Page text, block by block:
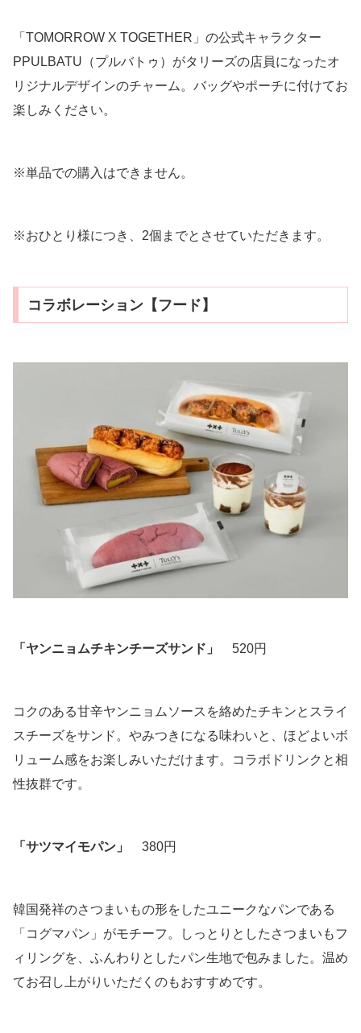
「TOMORROW X TOGETHER」の公式キャラクター
PPULBATU（プルバトゥ）がタリーズの店員になったオ
リジナルデザインのチャーム。バッグやポーチに付けてお
楽しみください。
※単品での購入はできません。
※おひとり様につき、2個までとさせていただきます。
コラボレーション【フード】
「ヤンニョムチキンチーズサンド」 520円
コクのある甘辛ヤンニョムソースを絡めたチキンとスライ
スチーズをサンド。やみつきになる味わいと、ほどよいボ
リューム感をお楽しみいただけます。コラボドリンクと相
性抜群です。
「サツマイモパン」 380円
韓国発祥のさつまいもの形をしたユニークなパンである
「コグマパン」がモチーフ。しっとりとしたさつまいもフ
ィリングを、ふんわりとしたパン生地で包みました。温め
てお召し上がりいただくのもおすすめです。